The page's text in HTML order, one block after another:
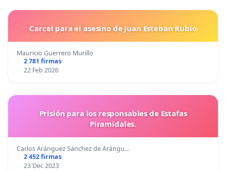
Carcel para el asesino de Juan Esteban Rubio
Mauricio Guerrero Murillo
2 781 firmas
22 Feb 2026
Prisión para los responsables de Estafas
Piramidales.
Carlos Aránguez Sánchez de Arángu…
2 452 firmas
23 Dec 2023